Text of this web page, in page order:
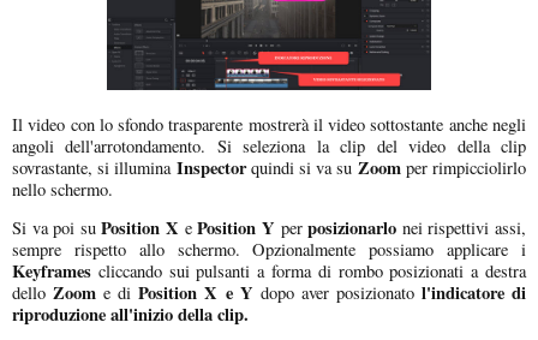
Il video con lo sfondo trasparente mostrerà il video sottostante anche negli
angoli dell'arrotondamento. Si seleziona la clip del video della clip
sovrastante, si illuminaInspectorquindi si va su Zoomper rimpicciolirlo
nello schermo.
Si va poi suPosition X ePosition Y perposizionarlo nei rispettivi assi,
sempre rispetto allo schermo. Opzionalmente possiamo applicare i
Keyframes cliccando sui pulsanti a forma di rombo posizionati a destra
dello Zoom e diPosition X e Y dopo aver posizionato l'indicatore di
riproduzione all'inizio della clip.